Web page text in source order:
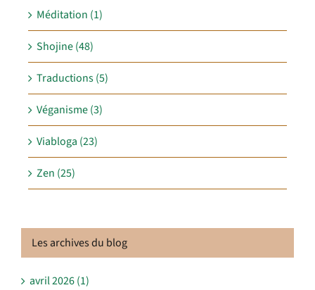
Méditation (1)
Shojine (48)
Traductions (5)
Véganisme (3)
Viabloga (23)
Zen (25)
Les archives du blog
avril 2026 (1)